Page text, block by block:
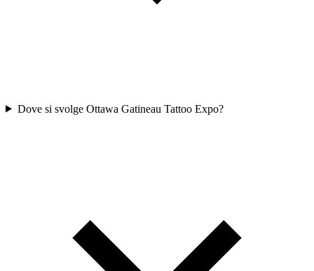
Dove si svolge Ottawa Gatineau Tattoo Expo?